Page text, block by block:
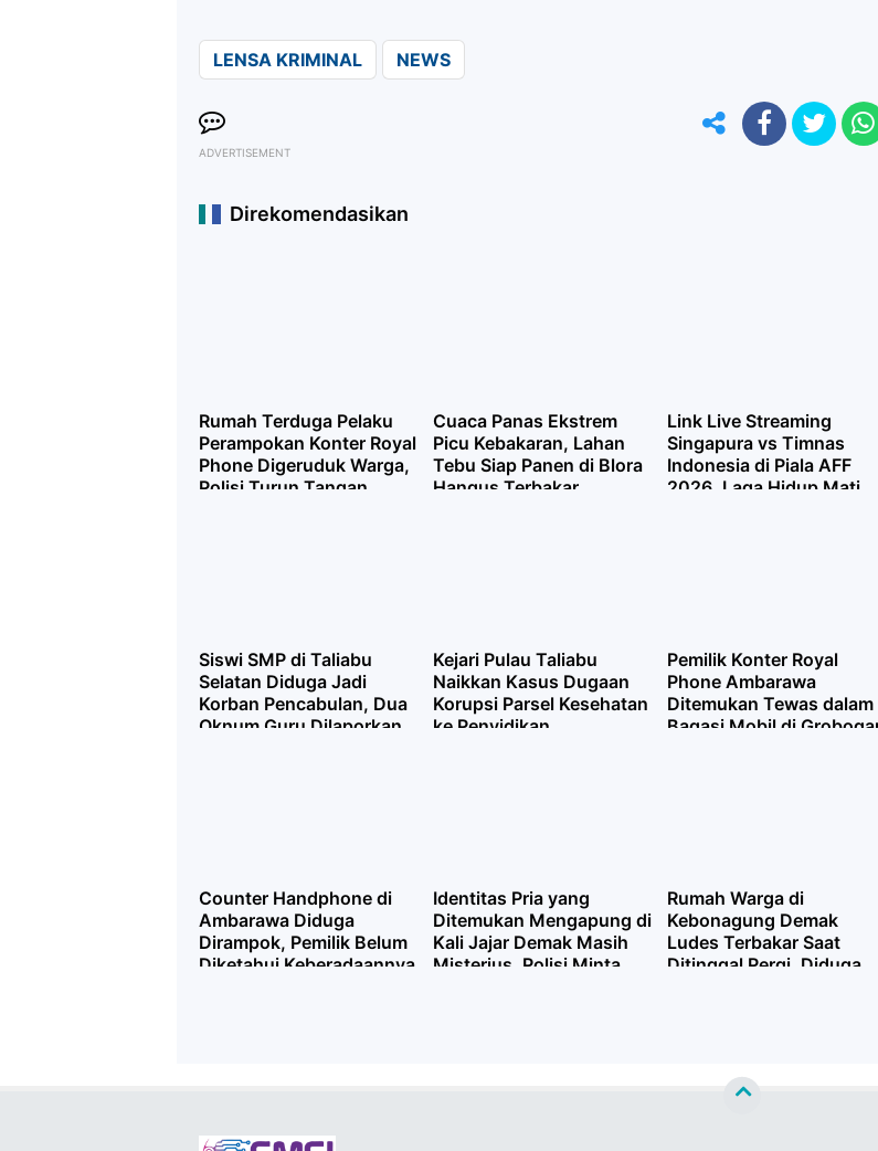
LENSA KRIMINAL NEWS
ADVERTISEMENT
Direkomendasikan
Rumah Terduga Pelaku
Perampokan Konter Royal
Phone Digeruduk Warga,
Polisi Turun Tangan
Cuaca Panas Ekstrem
Picu Kebakaran, Lahan
Tebu Siap Panen di Blora
Hangus Terbakar
Link Live Streaming
Singapura vs Timnas
Indonesia di Piala AFF
2026, Laga Hidup Mati
Siswi SMP di Taliabu
Selatan Diduga Jadi
Korban Pencabulan, Dua
Oknum Guru Dilaporkan
Kejari Pulau Taliabu
Naikkan Kasus Dugaan
Korupsi Parsel Kesehatan
ke Penyidikan
Pemilik Konter Royal
Phone Ambarawa
Ditemukan Tewas dalam
Bagasi Mobil di
Counter Handphone di
Ambarawa Diduga
Dirampok, Pemilik Belum
Diketahui Keberadaannya
Identitas Pria yang
Ditemukan Mengapung di
Kali Jajar Demak Masih
Misterius, Polisi Minta
Rumah Warga di
Kebonagung Demak
Ludes Terbakar Saat
Ditinggal Pergi, Diduga